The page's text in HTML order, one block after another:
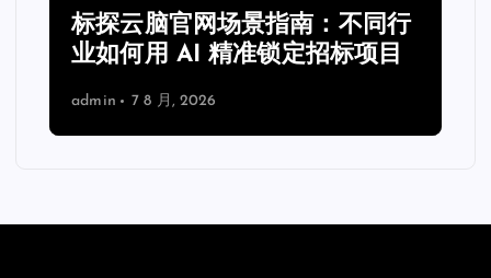
标探云脑官网场景指南：不同行
业如何用 AI 精准锁定招标项目
admin 7 8 月, 2026